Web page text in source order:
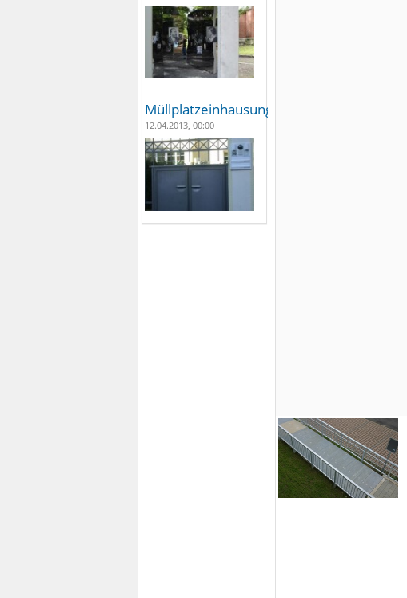
Müllplatzeinhausungen
12.04.2013, 00:00